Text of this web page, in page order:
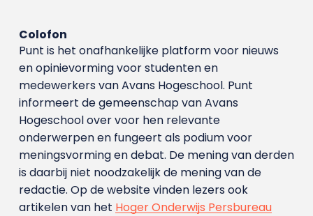
Colofon
Punt is het onafhankelijke platform voor nieuws
en opinievorming voor studenten en
medewerkers van Avans Hoge­school. Punt
informeert de gemeenschap van Avans
Hogeschool over voor hen relevante
onderwerpen en fungeert als podium voor
meningsvorming en debat. De mening van derden
is daarbij niet noodzakelijk de mening van de
redactie. Op de website vinden lezers ook
artikelen van het Hoger Onderwijs Persbureau